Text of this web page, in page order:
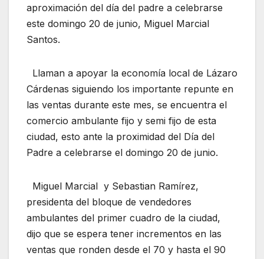
aproximación del día del padre a celebrarse
este domingo 20 de junio, Miguel Marcial
Santos.
Llaman a apoyar la economía local de Lázaro
Cárdenas siguiendo los importante repunte en
las ventas durante este mes, se encuentra el
comercio ambulante fijo y semi fijo de esta
ciudad, esto ante la proximidad del Día del
Padre a celebrarse el domingo 20 de junio.
Miguel Marcial y Sebastian Ramírez,
presidenta del bloque de vendedores
ambulantes del primer cuadro de la ciudad,
dijo que se espera tener incrementos en las
ventas que ronden desde el 70 y hasta el 90